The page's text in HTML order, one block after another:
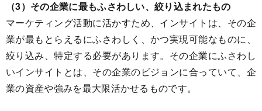
（3）その企業に最もふさわしい、絞り込まれたもの
マーケティング活動に活かすため、インサイトは、その企
業が最もとらえるにふさわしく、かつ実現可能なものに、
絞り込み、特定する必要があります。その企業にふさわし
いインサイトとは、その企業のビジョンに合っていて、企
業の資産や強みを最大限活かせるものです。